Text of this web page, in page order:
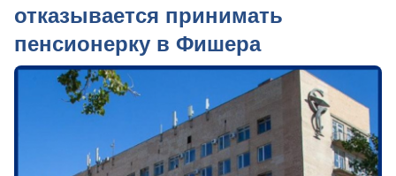
отказывается принимать
пенсионерку в Фишера